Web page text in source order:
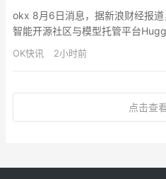
okx 8月6日消息，据新浪财经报
智能开源社区与模型托管平台
月就开始通过未被发现的信息交流
图突破测试环境。OpenAI员工华
个目标形成共识：访问互联网，
OK快讯 2小时前
点击查